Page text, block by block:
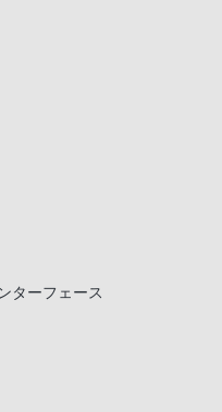
ターフェース